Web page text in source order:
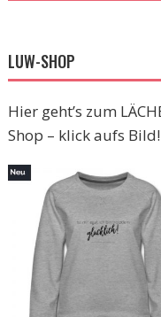
LUW-SHOP
Hier geht’s zum
Shop – klick aufs